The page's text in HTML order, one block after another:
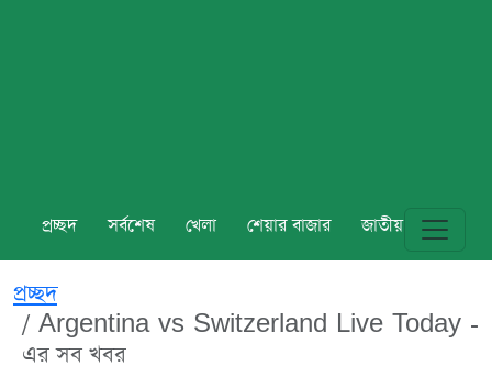
প্রচ্ছদ সর্বশেষ খেলা শেয়ার বাজার জাতীয় বিশ্ব
প্রচ্ছদ
Argentina vs Switzerland Live Today -
এর সব খবর